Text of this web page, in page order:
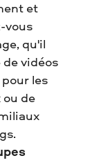
et
vous
qu'il
de vidéos
les
ou de